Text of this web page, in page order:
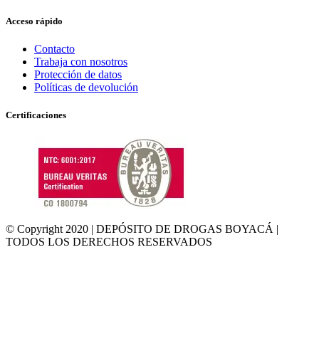
Acceso rápido
Contacto
Trabaja con nosotros
Protección de datos
Políticas de devolución
Certificaciones
© Copyright 2020 | DEPÓSITO DE DROGAS BOYACÁ |
TODOS LOS DERECHOS RESERVADOS